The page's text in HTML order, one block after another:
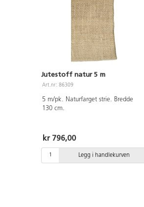
Jutestoff natur 5 m
Art.nr: 86309
5 m/pk. Naturfarget strie. Bredde
130 cm.
kr 796,00
Legg i handlekurven